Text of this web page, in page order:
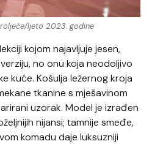
ljeto 2023. godine
kojom najavljuje jesen,
no onu koja neodoljivo
kuće. Košulja ležernog kroja
tkanine s mješavinom
uzorak. Model je izrađen
nijansi; tamnije smeđe,
komadu daje luksuzniji